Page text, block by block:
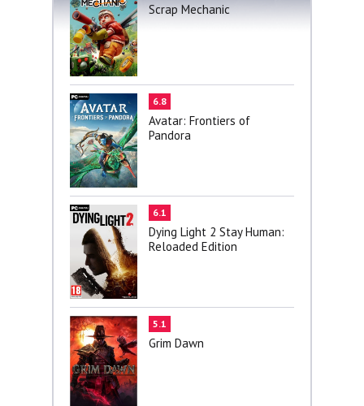
Scrap Mechanic
6.8
Avatar: Frontiers of
Pandora
6.1
Dying Light 2 Stay Human:
Reloaded Edition
5.1
Grim Dawn